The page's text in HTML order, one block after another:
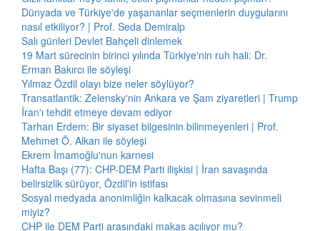
Dünyada ve Türkiye'de yaşananlar seçmenlerin duygularını
nasıl etkiliyor? | Prof. Seda Demiralp
Salı günleri Devlet Bahçeli dinlemek
19 Mart sürecinin birinci yılında Türkiye'nin ruh hali: Dr.
Erman Bakırcı ile söyleşi
Yılmaz Özdil olayı bize neler söylüyor?
Transatlantik: Zelensky'nin Ankara ve Şam ziyaretleri | Trump
İran'ı tehdit etmeye devam ediyor
Tarhan Erdem: Bir siyaset bilgesinin bilinmeyenleri | Prof.
Mehmet Ö. Alkan ile söyleşi
Ekrem İmamoğlu'nun karnesi
Hafta Başı (77): CHP-DEM Parti ilişkisi | İran savaşında
belirsizlik sürüyor, Özdil'in istifası
Sosyal medyada anonimliğin kalkacak olmasına sevinmeli
miyiz?
CHP ile DEM Parti arasındaki makas açılıyor mu?